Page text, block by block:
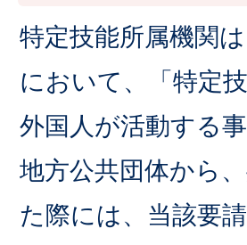
特定技能所属機関
において、「特定
外国人が活動する
地方公共団体から
た際には、当該要